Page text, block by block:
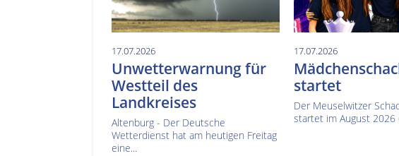
17.07.2026
Unwetterwarnung für
Westteil des
Landkreises
Altenburg - Der Deutsche
Wetterdienst hat am heutigen Freitag
eine...
17.07.2026
startet
Der Meuselwitzer
startet im August 2026